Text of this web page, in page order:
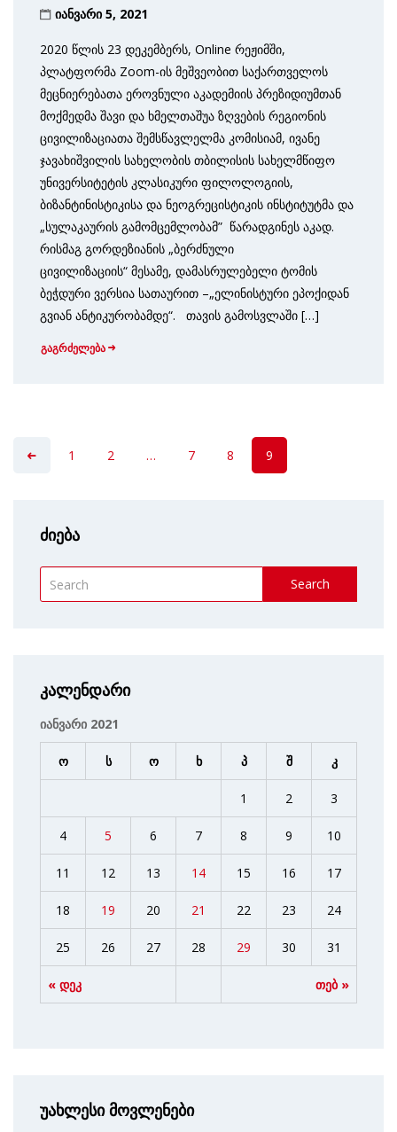
იანვარი 5, 2021
2020 წლის 23 დეკემბერს, Online რეჟიმში,
პლატფორმა Zoom-ის მეშვეობით საქართველოს
მეცნიერებათა ეროვნული აკადემიის პრეზიდიუმთან
მოქმედმა შავი და ხმელთაშუა ზღვების რეგიონის
ცივილიზაციათა შემსწავლელმა კომისიამ, ივანე
ჯავახიშვილის სახელობის თბილისის სახელმწიფო
უნივერსიტეტის კლასიკური ფილოლოგიის,
ბიზანტინისტიკისა და ნეოგრეცისტიკის ინსტიტუტმა და
„სულაკაურის გამომცემლობამ” წარადგინეს აკად.
რისმაგ გორდეზიანის „ბერძნული
ცივილიზაციის“ მესამე, დამასრულებელი ტომის
ბეჭდური ვერსია სათაურით –„ელინისტური ეპოქიდან
გვიან ანტიკურობამდე“. თავის გამოსვლაში […]
გაგრძელება
1 2 … 7 8 9
ძიება
Search
კალენდარი
იანვარი 2021
ო ს ო ხ პ შ კ
« დეკ თებ »
1 2 3
4 5 6 7 8 9 10
11 12 13 14 15 16 17
18 19 20 21 22 23 24
25 26 27 28 29 30 31
უახლესი მოვლენები